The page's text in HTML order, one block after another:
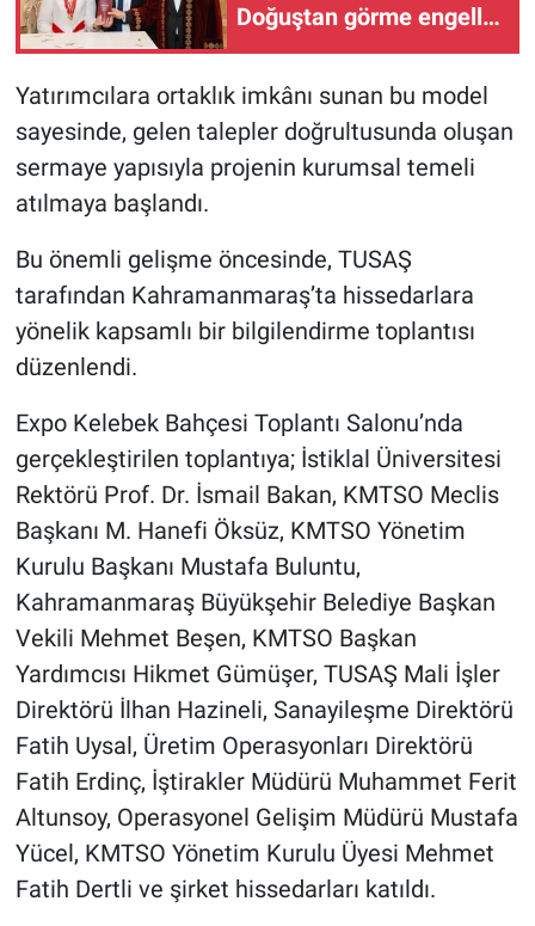
Doğuştan görme engelli
iki öğretmen hayatlarını
Yatırımcılara ortaklık imkânı sunan bu model
sayesinde, gelen talepler doğrultusunda oluşan
sermaye yapısıyla projenin kurumsal temeli
atılmaya başlandı.
Bu önemli gelişme öncesinde, TUSAŞ
tarafından Kahramanmaraş’ta hissedarlara
yönelik kapsamlı bir bilgilendirme toplantısı
düzenlendi.
Expo Kelebek Bahçesi Toplantı Salonu’nda
gerçekleştirilen toplantıya; İstiklal Üniversitesi
Rektörü Prof. Dr. İsmail Bakan, KMTSO Meclis
Başkanı M. Hanefi Öksüz, KMTSO Yönetim
Kurulu Başkanı Mustafa Buluntu,
Kahramanmaraş Büyükşehir Belediye Başkan
Vekili Mehmet Beşen, KMTSO Başkan
Yardımcısı Hikmet Gümüşer, TUSAŞ Mali İşler
Direktörü İlhan Hazineli, Sanayileşme Direktörü
Fatih Uysal, Üretim Operasyonları Direktörü
Fatih Erdinç, İştirakler Müdürü Muhammet Ferit
Altunsoy, Operasyonel Gelişim Müdürü Mustafa
Yücel, KMTSO Yönetim Kurulu Üyesi Mehmet
Fatih Dertli ve şirket hissedarları katıldı.